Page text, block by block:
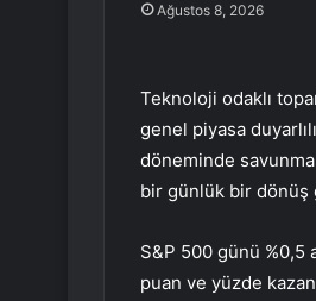
Ağustos 8, 2026
Teknoloji odaklı
genel piyasa
döneminde
bir günlük bir dönüş
S&P 500 günü %0,5
puan ve yüzde